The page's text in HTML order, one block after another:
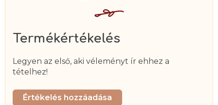
Termékértékelés
Legyen az első, aki véleményt ír ehhez a
tételhez!
Értékelés hozzáadása